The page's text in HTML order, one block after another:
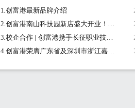
1.创富港最新品牌介绍